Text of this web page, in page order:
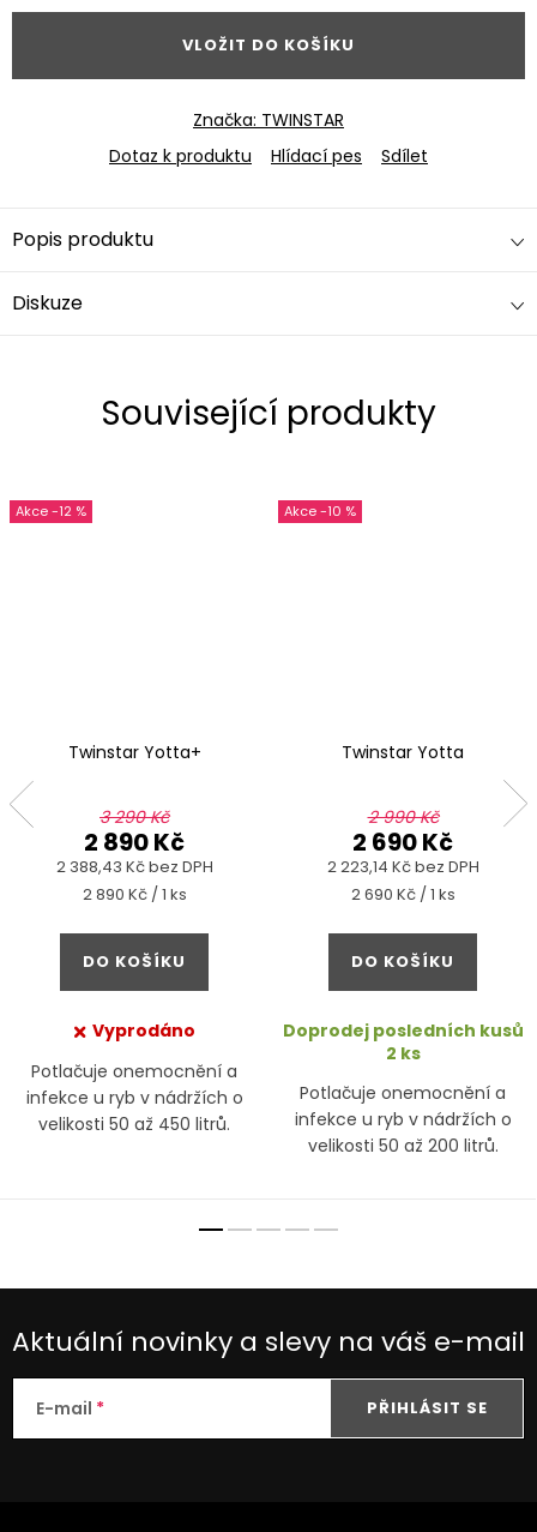
VLOŽIT DO KOŠÍKU
Značka: TWINSTAR
Dotaz k produktu
Hlídací pes Sdílet
Popis produktu
Diskuze
Související produkty
-12 %
Twinstar Yotta+
3 290 Kč
2 388,43 Kč bez DPH
2 890 Kč
Měrná
2 890 Kč / 1 ks
DO KOŠÍKU
Vyprodáno
Potlačuje onemocnění a
infekce u ryb v nádržích o
velikosti 50 až 450 litrů.
-10 %
Twinstar Yotta
2 990 Kč
2 223,14 Kč bez DPH
2 690 Kč
Měrná
2 690 Kč / 1 ks
DO KOŠÍKU
Doprodej posledních kusů
2 ks
Potlačuje onemocnění a
infekce u ryb v nádržích o
velikosti 50 až 200 litrů.
Aktuální novinky a slevy na váš e-mail
E-mail PŘIHLÁSIT SE